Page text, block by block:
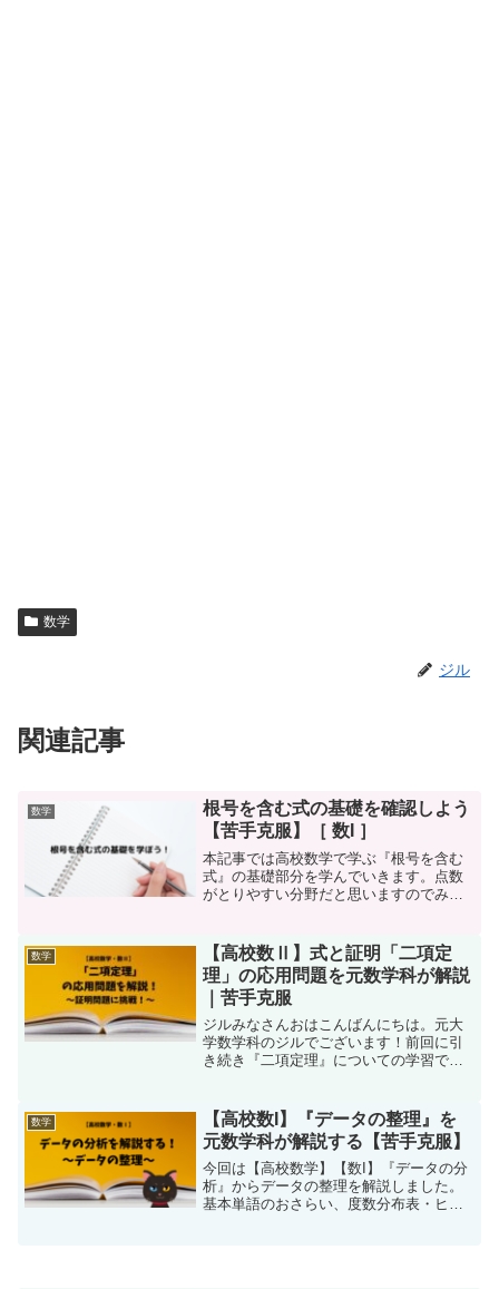
数学
ジル
関連記事
数学
根号を含む式の基礎を確認しよう
【苦手克服】［ 数I ］
本記事では高校数学で学ぶ『根号を含む
式』の基礎部分を学んでいきます。点数
がとりやすい分野だと思いますのでみな
理化を学ぶ前の内容になります。
数学
【高校数Ⅱ】式と証明「二項定
理」の応用問題を元数学科が解説
｜苦手克服
ジルみなさんおはこんばんにちは。元大
学数学科のジルでございます！前回に引
き続き『二項定理』についての学習で
用問題を解説しますので不安な方はまず
こちらから見てみてください...
数学
【高校数I】『データの整理』を
元数学科が解説する【苦手克服】
今回は【高校数学】【数I】『データの分
析』からデータの整理を解説しました。
基本単語のおさらい、度数分布表・ヒス